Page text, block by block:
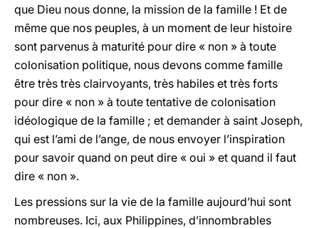
que Dieu nous donne, la mission de la famille ! Et de
même que nos peuples, à un moment de leur histoire
sont parvenus à maturité pour dire « non » à toute
colonisation politique, nous devons comme famille
être très très clairvoyants, très habiles et très forts
pour dire « non » à toute tentative de colonisation
idéologique de la famille ; et demander à saint Joseph,
qui est l’ami de l’ange, de nous envoyer l’inspiration
pour savoir quand on peut dire « oui » et quand il faut
dire « non ».
Les pressions sur la vie de la famille aujourd’hui sont
nombreuses. Ici, aux Philippines, d’innombrables